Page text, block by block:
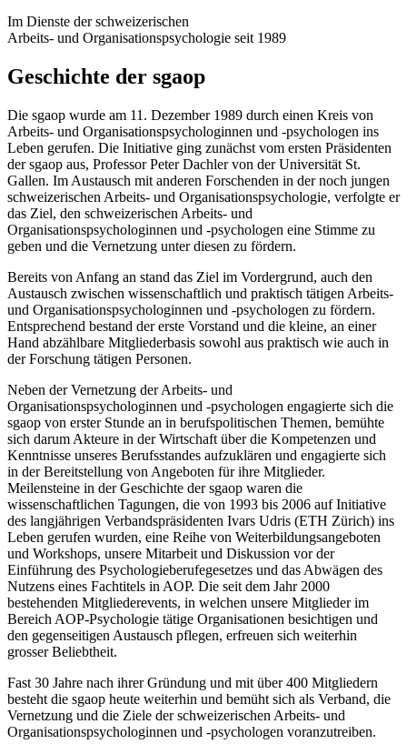
Im Dienste der schweizerischen
Arbeits- und Organisationspsychologie seit 1989
Geschichte der sgaop
Die sgaop wurde am 11. Dezember 1989 durch einen Kreis von
Arbeits- und Organisationspsychologinnen und -psychologen ins
Leben gerufen. Die Initiative ging zunächst vom ersten Präsidenten
der sgaop aus, Professor Peter Dachler von der Universität St.
Gallen. Im Austausch mit anderen Forschenden in der noch jungen
schweizerischen Arbeits- und Organisationspsychologie, verfolgte er
das Ziel, den schweizerischen Arbeits- und
Organisationspsychologinnen und -psychologen eine Stimme zu
geben und die Vernetzung unter diesen zu fördern.
Bereits von Anfang an stand das Ziel im Vordergrund, auch den
Austausch zwischen wissenschaftlich und praktisch tätigen Arbeits-
und Organisationspsychologinnen und -psychologen zu fördern.
Entsprechend bestand der erste Vorstand und die kleine, an einer
Hand abzählbare Mitgliederbasis sowohl aus praktisch wie auch in
der Forschung tätigen Personen.
Neben der Vernetzung der Arbeits- und
Organisationspsychologinnen und -psychologen engagierte sich die
sgaop von erster Stunde an in berufspolitischen Themen, bemühte
sich darum Akteure in der Wirtschaft über die Kompetenzen und
Kenntnisse unseres Berufsstandes aufzuklären und engagierte sich
in der Bereitstellung von Angeboten für ihre Mitglieder.
Meilensteine in der Geschichte der sgaop waren die
wissenschaftlichen Tagungen, die von 1993 bis 2006 auf Initiative
des langjährigen Verbandspräsidenten Ivars Udris (ETH Zürich) ins
Leben gerufen wurden, eine Reihe von Weiterbildungsangeboten
und Workshops, unsere Mitarbeit und Diskussion vor der
Einführung des Psychologieberufegesetzes und das Abwägen des
Nutzens eines Fachtitels in AOP. Die seit dem Jahr 2000
bestehenden Mitgliederevents, in welchen unsere Mitglieder im
Bereich AOP-Psychologie tätige Organisationen besichtigen und
den gegenseitigen Austausch pflegen, erfreuen sich weiterhin
grosser Beliebtheit.
Fast 30 Jahre nach ihrer Gründung und mit über 400 Mitgliedern
besteht die sgaop heute weiterhin und bemüht sich als Verband, die
Vernetzung und die Ziele der schweizerischen Arbeits- und
Organisationspsychologinnen und -psychologen voranzutreiben.